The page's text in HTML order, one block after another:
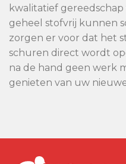
kwalitatief
geheel stofvrij kunnen
zorgen er voor dat het
schuren direct wordt
na de hand geen werk
genieten van uw